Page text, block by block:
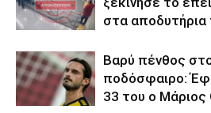
στα
Βαρύ πένθος
ποδόσφαιρο:
33 του ο Μάριος